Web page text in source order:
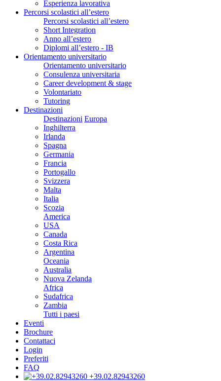
Esperienza lavorativa
Percorsi scolastici all’estero
Percorsi scolastici all’estero
Short Integration
Anno all’estero
Diplomi all’estero - IB
Orientamento universitario
Orientamento universitario
Consulenza universitaria
Career development & stage
Volontariato
Tutoring
Destinazioni
Destinazioni Europa
Inghilterra
Irlanda
Spagna
Germania
Francia
Portogallo
Svizzera
Malta
Italia
Scozia
America
USA
Canada
Costa Rica
Argentina
Oceania
Australia
Nuova Zelanda
Africa
Sudafrica
Zambia
Tutti i paesi
Eventi
Brochure
Contattaci
Login
Preferiti
FAQ
+39.02.82943260